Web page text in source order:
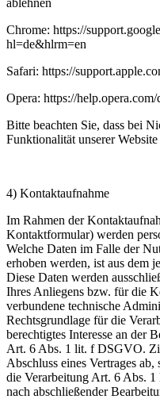
ablehnen
Chrome: https://
hl=de&hlrm=en
Safari: https://
Opera: https://
Bitte beachten Sie, dass bei
Funktionalität unserer
4) Kontaktaufnahme
Im Rahmen der
Kontaktformular) werden
Welche Daten im Falle der
erhoben werden, ist aus dem
Diese Daten werden
Ihres Anliegens bzw. für die
verbundene technische
Rechtsgrundlage für die
berechtigtes Interesse an der
Art. 6 Abs. 1 lit. f DSGVO.
Abschluss eines Vertrages
die Verarbeitung Art. 6 Abs.
nach abschließender